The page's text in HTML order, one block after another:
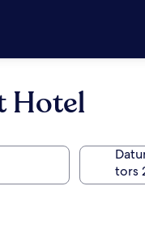
Hotel